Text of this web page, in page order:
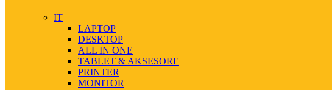
IT
LAPTOP
DESKTOP
ALL IN ONE
TABLET & AKSESORE
PRINTER
MONITOR